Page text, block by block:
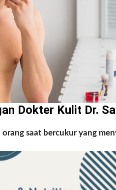
Dokter Kulit Dr.
saat bercukur yang